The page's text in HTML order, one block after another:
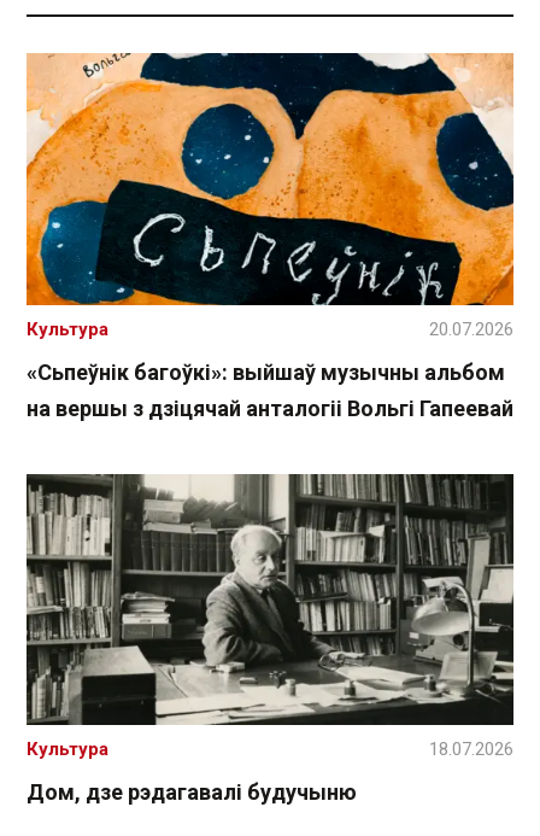
«Сьпеўнік багоўкі»: выйшаў музычны альбом
на вершы з дзіцячай анталогіі Вольгі Гапеевай
Культура 20.07.2026
Дом, дзе рэдагавалі будучыню
Культура 18.07.2026